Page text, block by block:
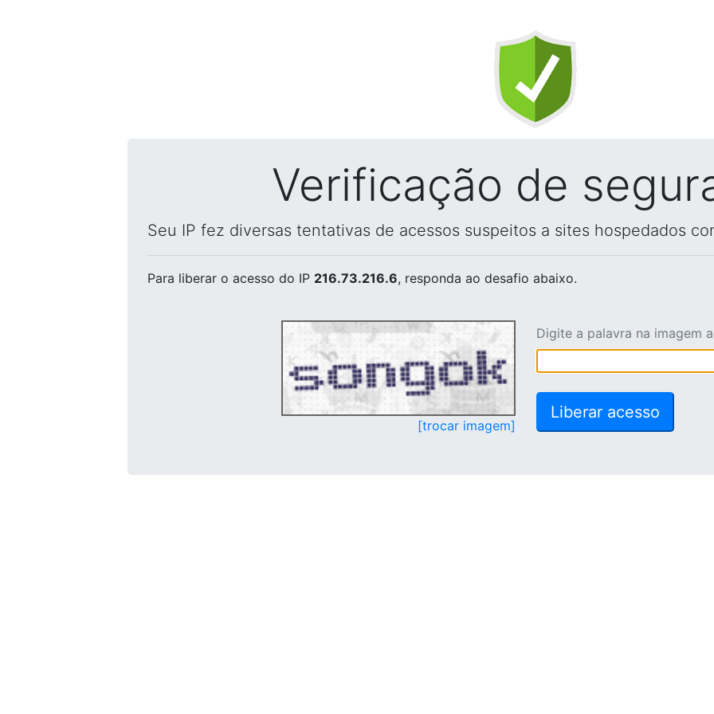
Verificação de
Seu IP fez diversas tentativas de acessos suspeitos a sites hospedados
Para liberar o acesso do IP 216.73.216.6, responda ao desafio abaixo.
[trocar imagem]
Digite a palavra na imagem